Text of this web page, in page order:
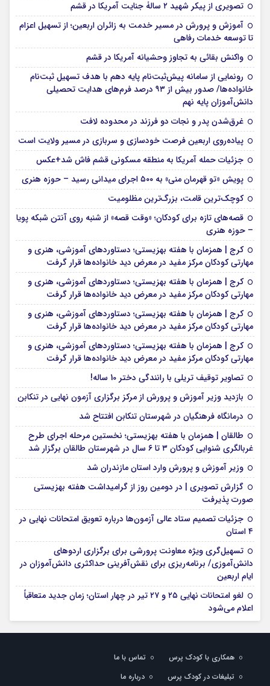
تصویری از پیکر شهید ۲ سالۀ جنایت آمریکا در قشم
آموزش و پرورش در مسیر خدمت به زائران اربعین؛ از تسهیل اعزام
تا توسعه خدمات رفاهی
واکنش بقائی به تجاوز وحشیانه آمریکا در قشم
رونمایی از سامانه پیش‌ثبت‌نام پایه دهم با هدف تسهیل ثبت‌نام
خانواده‌ها/ صدور بیش از ۹۳ درصد فرم‌های هدایت تحصیلی
دانش‌آموزان پایه نهم
غرق‌شدن پدر و نجات دو فرزند در محدوده لافت
پیاده‌روی اربعین فرصت خودسازی و سربازی در مسیر ولایت است
جزئیات حمله آمریکا به منطقه مسکونی قشم فاش شد+عکس
پویش «تو قهرمان منی» به ۵۰۰ اجرای میدانی رسید – حوزه هنری
کوچک‌ترین قامت، بزرگ‌ترین مظلومیت
قصه‌های تازه برای کودکان؛ «وقت قصه» از شنبه روی آنتن شبکه پویا
– حوزه هنری
کرج | همزمان با هفته بهزیستی؛ دستاوردهای آموزشی، هنری و
مهارتی کودکان مرکز مفید در معرض دید خانواده‌ها قرار گرفت
کرج | همزمان با هفته بهزیستی؛ دستاوردهای آموزشی، هنری و
مهارتی کودکان مرکز مفید در معرض دید خانواده‌ها قرار گرفت
کرج | همزمان با هفته بهزیستی؛ دستاوردهای آموزشی، هنری و
مهارتی کودکان مرکز مفید در معرض دید خانواده‌ها قرار گرفت
کرج | همزمان با هفته بهزیستی؛ دستاوردهای آموزشی، هنری و
مهارتی کودکان مرکز مفید در معرض دید خانواده‌ها قرار گرفت
تصاویر توقیف تریلی با رانندگی دختر 10 ساله!
بازدید وزیر آموزش و پرورش از مرکز برگزاری آزمون نهایی در تنکابن
درمانگاه فرهنگیان در شهرستان تنکابن افتتاح شد
طالقان | همزمان با هفته بهزیستی؛ نخستین مرحله اجرای طرح
غربالگری شنوایی کودکان ۳ تا ۶ سال در شهرستان طالقان برگزار شد
وزیر آموزش و پرورش وارد استان مازندران شد
گزارش تصویری | در دومین روز از گرامیداشت هفته بهزیستی
صورت پذیرفت
جزئیات تصمیم ستاد عالی آزمون‌ها درباره تعویق امتحانات نهایی در
۴ استان
تسهیل‌گری ویژه معاونت پرورشی برای برگزاری اردوهای
دانش‌آموزی/ برنامه‌ریزی برای نقش‌آفرینی حداکثری دانش‌آموزان در
ایام اربعین
لغو امتحانات نهایی ۲۵ و ۲۷ تیر در چهار استان؛ زمان جدید متعاقباً
اعلام می‌شود
همکاری با کودک پرس
تماس با ما
تبلیغات در کودک پرس
درباره ما